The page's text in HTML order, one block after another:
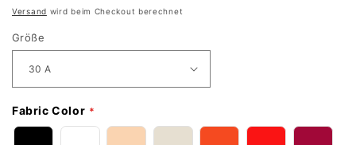
Preis
Versand wird beim Checkout berechnet
Größe
Fabric Color